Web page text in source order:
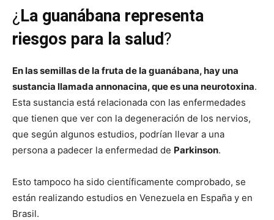
¿ La guanábana representa
riesgos para la salud?
En las semillas de la fruta de la guanábana, hay una
sustancia llamada annonacina, que es una neurotoxina.
Esta sustancia está relacionada con las enfermedades
que tienen que ver con la degeneración de los nervios,
que según algunos estudios, podrían llevar a una
persona a padecer la enfermedad de Parkinson.
Esto tampoco ha sido científicamente comprobado, se
están realizando estudios en Venezuela en España y en
Brasil.